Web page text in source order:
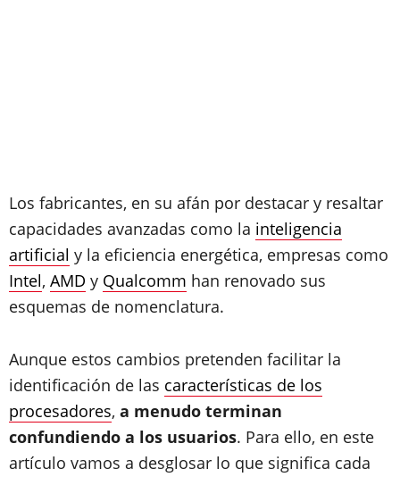
Los fabricantes, en su afán por destacar y resaltar
capacidades avanzadas como la inteligencia
artificial y la eficiencia energética, empresas como
Intel, AMD y Qualcomm han renovado sus
esquemas de nomenclatura.
Aunque estos cambios pretenden facilitar la
identificación de las características de los
procesadores, a menudo terminan
confundiendo a los usuarios. Para ello, en este
artículo vamos a desglosar lo que significa cada